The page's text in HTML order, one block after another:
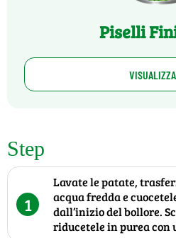
Piselli
Step
1
Lavate le patate,
acqua fredda e
dall’inizio del bollore.
riducetele in purea con